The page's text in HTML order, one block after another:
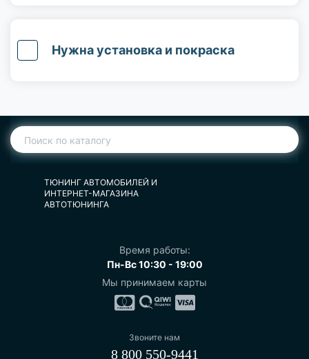
Нужна установка и покраска
ТЮНИНГ АВТОМОБИЛЕЙ И
ИНТЕРНЕТ-МАГАЗИНА
АВТОТЮНИНГА
Время работы:
Пн-Вс 10:30 - 19:00
Мы принимаем карты
Звоните нам
8 800 550-9441